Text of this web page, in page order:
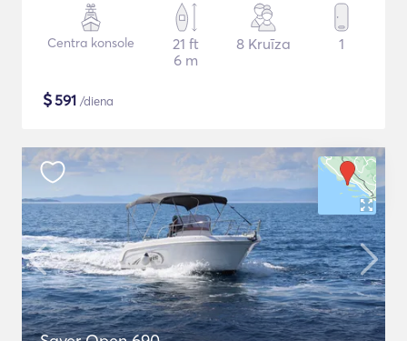
Centra konsole
21 ft
6 m
8 Kruīza 1
$591 /diena